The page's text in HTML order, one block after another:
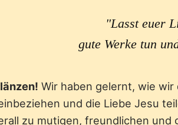
"Lasst euer
gute Werke tun
Wir haben gelernt, wie
und die Liebe Jesu
zu mutigen, freundlichen